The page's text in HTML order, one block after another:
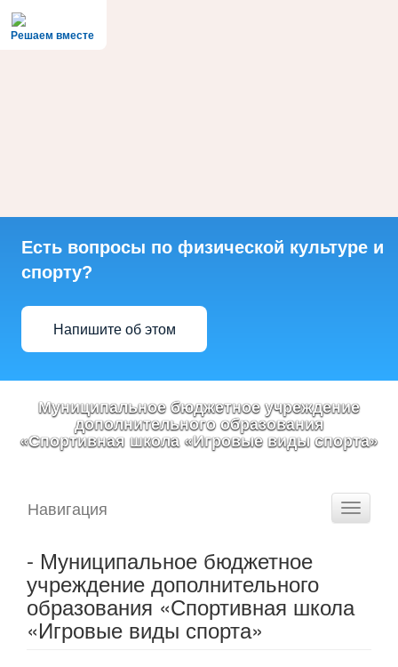
Решаем вместе
Есть вопросы по физической культуре и
спорту?
Напишите об этом
Муниципальное бюджетное учреждение
дополнительного образования
«Спортивная школа «Игровые виды спорта»
Toggle
Навигация
- Муниципальное бюджетное
учреждение дополнительного
образования «Спортивная школа
«Игровые виды спорта»